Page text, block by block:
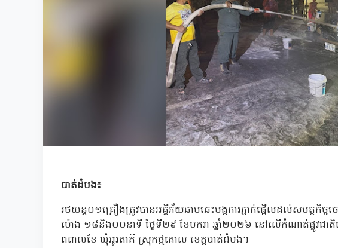
បាត់ដំបង៖
រថយន្ត០១គ្រឿងត្រូវបានអគ្គីភ័យឆាបឆេះបង្កការភ្ញាក់ផ្អើលដល់សមត្ថកិច្
ម៉ោង ១៨និង០០នាទី ថ្ងៃទី២៩ ខែមករា ឆ្នាំ២០២៦ នៅលើកំណាត់ផ្លូវ
ពពាលខែ ឃុំអូរតាគី ស្រុកថ្មគោល ខេត្តបាត់ដំបង។